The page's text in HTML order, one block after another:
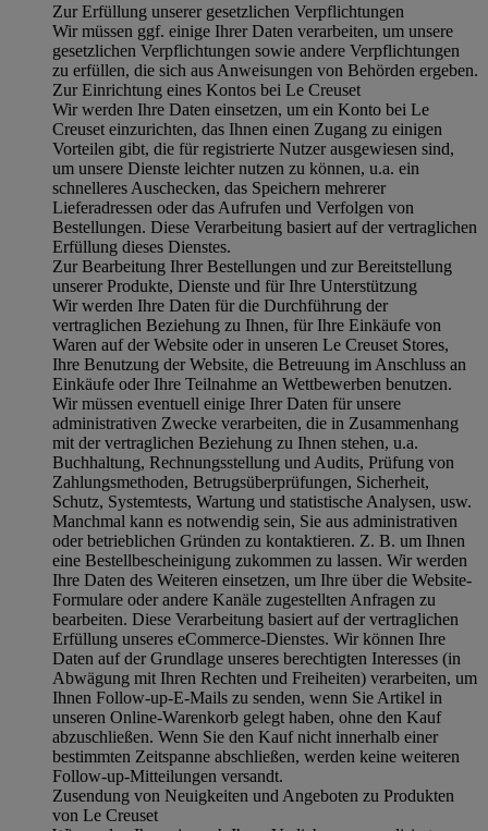
Zur Erfüllung unserer gesetzlichen Verpflichtungen
Wir müssen ggf. einige Ihrer Daten verarbeiten, um unsere
gesetzlichen Verpflichtungen sowie andere Verpflichtungen
zu erfüllen, die sich aus Anweisungen von Behörden ergeben.
Zur Einrichtung eines Kontos bei Le Creuset
Wir werden Ihre Daten einsetzen, um ein Konto bei Le
Creuset einzurichten, das Ihnen einen Zugang zu einigen
Vorteilen gibt, die für registrierte Nutzer ausgewiesen sind,
um unsere Dienste leichter nutzen zu können, u.a. ein
schnelleres Auschecken, das Speichern mehrerer
Lieferadressen oder das Aufrufen und Verfolgen von
Bestellungen. Diese Verarbeitung basiert auf der vertraglichen
Erfüllung dieses Dienstes.
Zur Bearbeitung Ihrer Bestellungen und zur Bereitstellung
unserer Produkte, Dienste und für Ihre Unterstützung
Wir werden Ihre Daten für die Durchführung der
vertraglichen Beziehung zu Ihnen, für Ihre Einkäufe von
Waren auf der Website oder in unseren Le Creuset Stores,
Ihre Benutzung der Website, die Betreuung im Anschluss an
Einkäufe oder Ihre Teilnahme an Wettbewerben benutzen.
Wir müssen eventuell einige Ihrer Daten für unsere
administrativen Zwecke verarbeiten, die in Zusammenhang
mit der vertraglichen Beziehung zu Ihnen stehen, u.a.
Buchhaltung, Rechnungsstellung und Audits, Prüfung von
Zahlungsmethoden, Betrugsüberprüfungen, Sicherheit,
Schutz, Systemtests, Wartung und statistische Analysen, usw.
Manchmal kann es notwendig sein, Sie aus administrativen
oder betrieblichen Gründen zu kontaktieren. Z. B. um Ihnen
eine Bestellbescheinigung zukommen zu lassen. Wir werden
Ihre Daten des Weiteren einsetzen, um Ihre über die Website-
Formulare oder andere Kanäle zugestellten Anfragen zu
bearbeiten. Diese Verarbeitung basiert auf der vertraglichen
Erfüllung unseres eCommerce-Dienstes. Wir können Ihre
Daten auf der Grundlage unseres berechtigten Interesses (in
Abwägung mit Ihren Rechten und Freiheiten) verarbeiten, um
Ihnen Follow-up-E-Mails zu senden, wenn Sie Artikel in
unseren Online-Warenkorb gelegt haben, ohne den Kauf
abzuschließen. Wenn Sie den Kauf nicht innerhalb einer
bestimmten Zeitspanne abschließen, werden keine weiteren
Follow-up-Mitteilungen versandt.
Zusendung von Neuigkeiten und Angeboten zu Produkten
von Le Creuset